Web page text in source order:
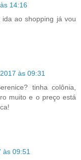
14:16
ao shopping já vou
às 09:31
tinha colônia,
muito e o preço está
às 09:51